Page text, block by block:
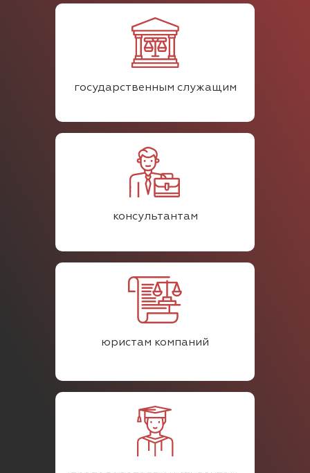
государственным служащим
консультантам
юристам компаний